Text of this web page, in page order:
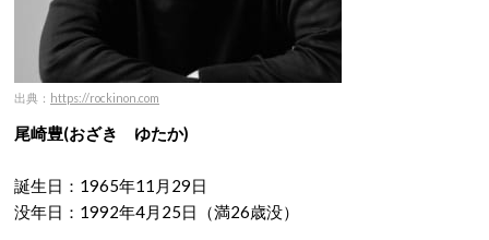
出典： https://rockinon.com
尾崎豊(おざき ゆたか)
誕生日：1965年11月29日
没年日：1992年4月25日（満26歳没）